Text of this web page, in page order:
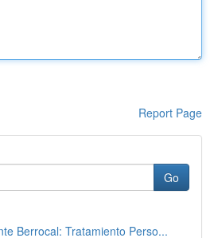
Report Page
Go
Berrocal: Tratamiento Perso...